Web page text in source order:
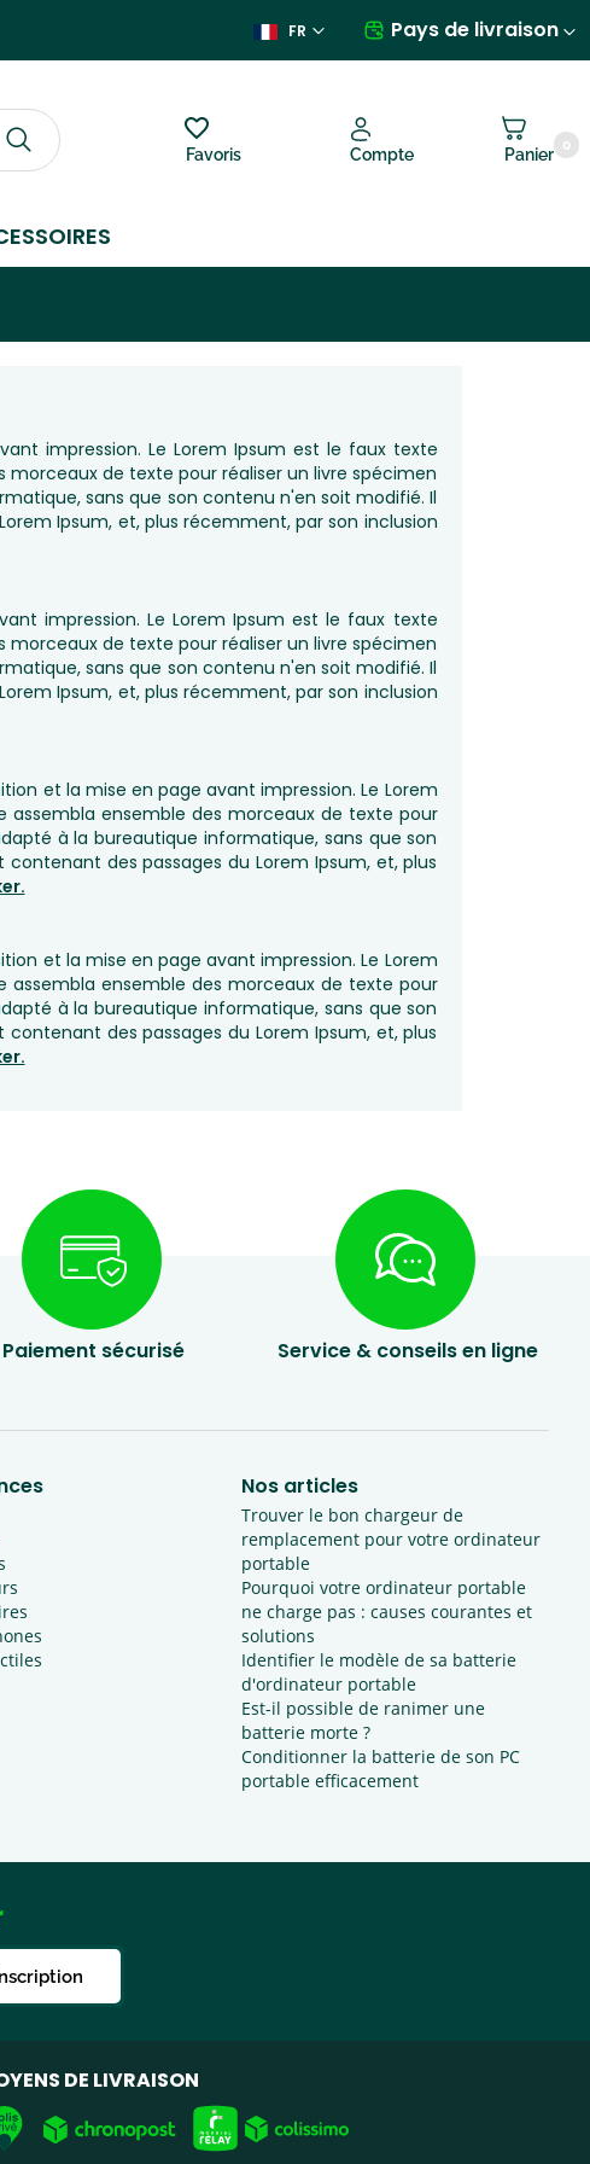
FR Pays de livraison
Favoris Compte Panier 0
impression. Le Lorem Ipsum est le faux texte
de texte pour réaliser un livre spécimen
sans que son contenu n'en soit modifié. Il
Ipsum, et, plus récemment, par son inclusion
impression. Le Lorem Ipsum est le faux texte
de texte pour réaliser un livre spécimen
sans que son contenu n'en soit modifié. Il
Ipsum, et, plus récemment, par son inclusion
et la mise en page avant impression. Le Lorem
assembla ensemble des morceaux de texte pour
à la bureautique informatique, sans que son
des passages du Lorem Ipsum, et, plus
et la mise en page avant impression. Le Lorem
assembla ensemble des morceaux de texte pour
à la bureautique informatique, sans que son
des passages du Lorem Ipsum, et, plus
Paiement sécurisé Service & conseils en ligne
Nos articles
Trouver le bon chargeur de
remplacement pour votre ordinateur
portable
Pourquoi votre ordinateur portable
ne charge pas : causes courantes et
solutions
Identifier le modèle de sa batterie
d'ordinateur portable
Est-il possible de ranimer une
batterie morte ?
Conditionner la batterie de son PC
portable efficacement
DE LIVRAISON